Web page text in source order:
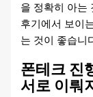
을 정확히 아는
후기에서 보이
는 것이 좋습니
폰테크 진
서로 이뤄